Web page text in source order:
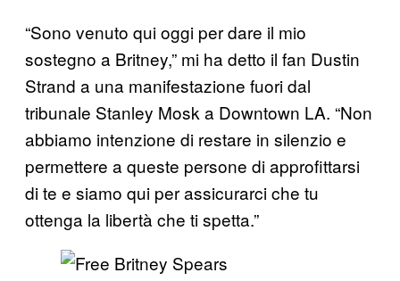
“Sono venuto qui oggi per dare il mio
sostegno a Britney,” mi ha detto il fan Dustin
Strand a una manifestazione fuori dal
tribunale Stanley Mosk a Downtown LA. “Non
abbiamo intenzione di restare in silenzio e
permettere a queste persone di approfittarsi
di te e siamo qui per assicurarci che tu
ottenga la libertà che ti spetta.”